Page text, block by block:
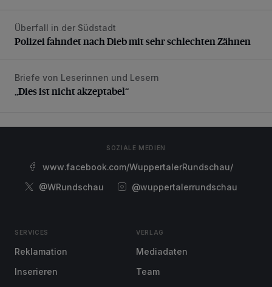
Polizei fahndet nach Dieb mit sehr schlechten Zähnen
Überfall in der Südstadt
Polizei fahndet nach Dieb mit sehr schlechten Zähnen
„Dies ist nicht akzeptabel“
Briefe von Leserinnen und Lesern
„Dies ist nicht akzeptabel“
SOZIALE MEDIEN
www.facebook.com/WuppertalerRundschau/
@WRundschau
@wuppertalerrundschau
SERVICES
Reklamation
Inserieren
VERLAG
Mediadaten
Team